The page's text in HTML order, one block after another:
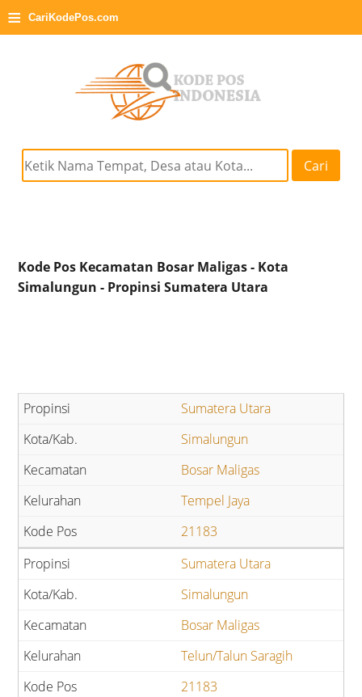
≡ CariKodePos.com
Cari
Kode Pos Kecamatan Bosar Maligas - Kota
Simalungun - Propinsi Sumatera Utara
Sumatera Utara
Simalungun
Bosar Maligas
Tempel Jaya
21183
Sumatera Utara
Simalungun
Bosar Maligas
Telun/Talun Saragih
21183